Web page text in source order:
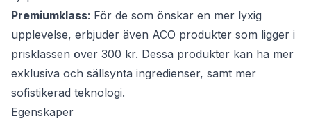
Premiumklass: För de som önskar en mer lyxig
upplevelse, erbjuder även ACO produkter som ligger i
prisklassen över 300 kr. Dessa produkter kan ha mer
exklusiva och sällsynta ingredienser, samt mer
sofistikerad teknologi.
Egenskaper